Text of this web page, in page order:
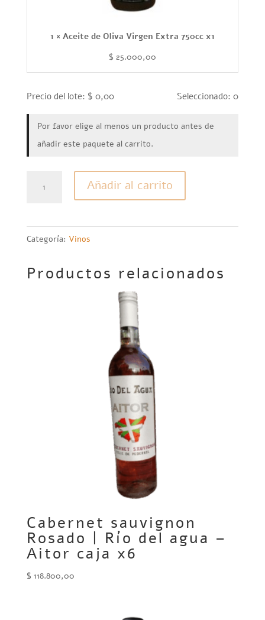
1 × Aceite de Oliva Virgen Extra 750cc x1
$ 25.000,00
Precio del lote: $ 0,00 Seleccionado: 0
Por favor elige al menos un producto antes de
añadir este paquete al carrito.
x6
Añadir al carrito
Categoría: Vinos
Productos relacionados
Cabernet sauvignon
Rosado | Río del agua –
Aitor caja x6
$ 118.800,00